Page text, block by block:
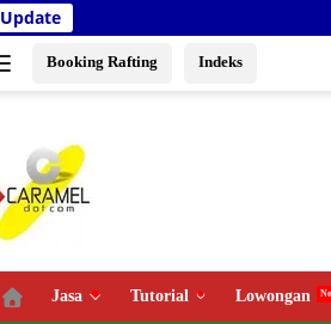
Update
Booking Rafting Indeks
Jasa Tutorial Lowongan